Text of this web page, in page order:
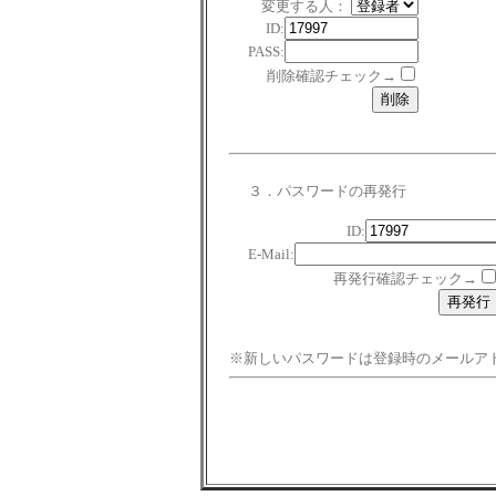
変更する人：
ID:
PASS:
削除確認チェック→
３．パスワードの再発行
ID:
E-Mail:
再発行確認チェック→
※新しいパスワードは登録時のメールア